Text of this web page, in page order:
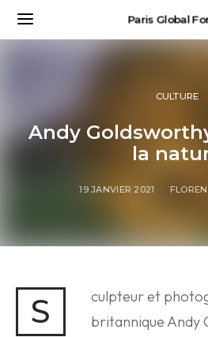
Paris Global
CULTURE
Andy
la
19 JANVIER 2021
S
culpteur et
britannique Andy